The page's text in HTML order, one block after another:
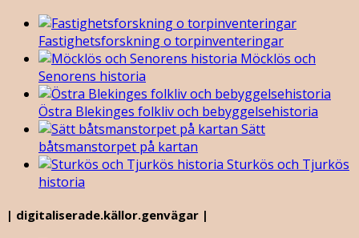
Fastighetsforskning o torpinventeringar
Möcklös och
Senorens historia
Östra Blekinges folkliv och bebyggelsehistoria
Sätt
båtsmanstorpet på kartan
Sturkös och Tjurkös
historia
| digitaliserade.källor.genvägar |